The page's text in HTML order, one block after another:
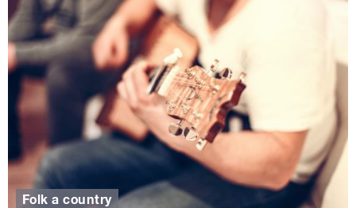
Folk a country